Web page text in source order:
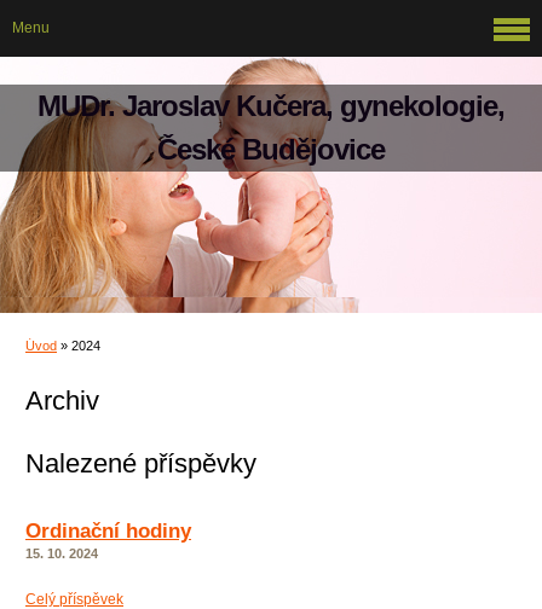
MUDr. Jaroslav Kučera, gynekologie,
České Budějovice
Úvod » 2024
Archiv
Nalezené příspěvky
Ordinační hodiny
15. 10. 2024
Celý příspěvek
Menu